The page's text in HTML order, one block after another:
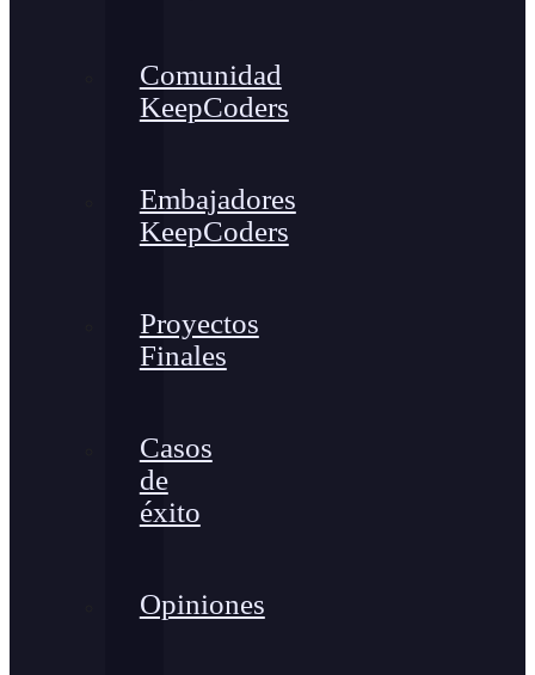
Comunidad
KeepCoders
Embajadores
KeepCoders
Proyectos
Finales
Casos
de
éxito
Opiniones